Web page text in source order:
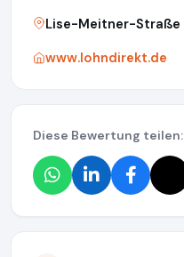
Lise-Meitner-Straße
www.lohndirekt.de
Diese Bewertung teilen: